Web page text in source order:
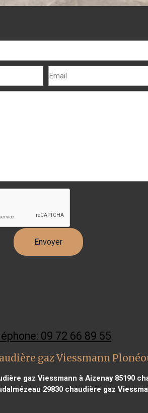
09 72 66 89 55
gaz Viessmann
gaz Viessmann à Aizenay 85190
29830chaudière gaz